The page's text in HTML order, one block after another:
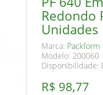
Redondo
Unidades
Marca: Packform
Modelo: 200060
Disponibilidade:
R$ 98,77